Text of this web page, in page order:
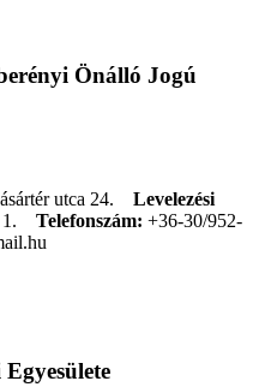
Önálló Jogú
utca 24. Levelezési
Telefonszám: +36-30/952-